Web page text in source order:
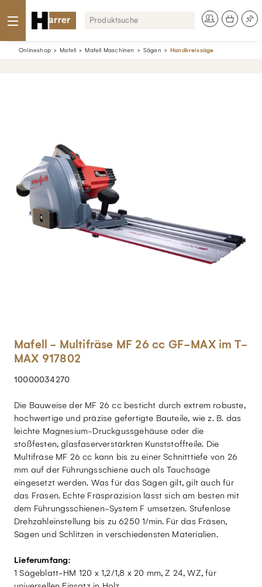
Onlineshop Mafell Mafell Maschinen Sägen Handkreissäge
Mafell - Multifräse MF 26 cc GF-MAX im T-
MAX 917802
10000034270
Die Bauweise der MF 26 cc besticht durch extrem robuste,
hochwertige und präzise gefertigte Bauteile, wie z. B. das
leichte Magnesium-Druckgussgehäuse oder die
stoßfesten, glasfaserverstärkten Kunststoffteile. Die
Multifräse MF 26 cc kann bis zu einer Schnitttiefe von 26
mm auf der Führungsschiene auch als Tauchsäge
eingesetzt werden. Was für das Sägen gilt, gilt auch für
das Fräsen. Echte Fräspräzision lässt sich am besten mit
dem Führungsschienen-System F umsetzen. Stufenlose
Drehzahleinstellung bis zu 6250 1/min. Für das Fräsen,
Sägen und Schlitzen in verschiedensten Materialien.
Lieferumfang:
1 Sägeblatt-HM 120 x 1,2/1,8 x 20 mm, Z 24, WZ, für